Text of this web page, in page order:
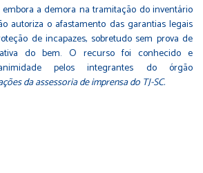
a demora na tramitação do inventário
autoriza o afastamento das garantias legais
de incapazes, sobretudo sem prova de
do bem. O recurso foi conhecido e
pelos integrantes do órgão
da assessoria de imprensa do TJ-SC.